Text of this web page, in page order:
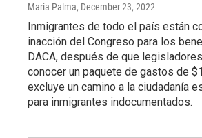
Maria Palma, December 23, 2022
Inmigrantes de todo el país están
inacción del Congreso para los
DACA, después de que
conocer un paquete de gastos de
excluye un camino a la ciudadanía
para inmigrantes indocumentados.